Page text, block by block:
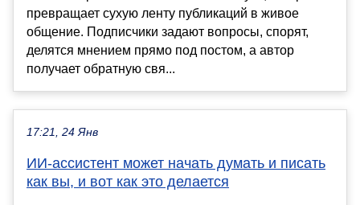
превращает сухую ленту публикаций в живое
общение. Подписчики задают вопросы, спорят,
делятся мнением прямо под постом, а автор
получает обратную свя...
17:21, 24 Янв
ИИ-ассистент может начать думать и писать
как вы, и вот как это делается